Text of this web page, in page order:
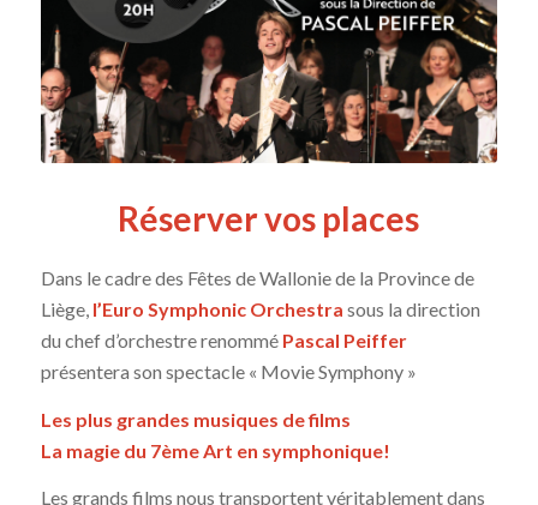
Réserver vos places
Dans le cadre des Fêtes de Wallonie de la Province de
Liège, l’Euro Symphonic Orchestra sous la direction
du chef d’orchestre renommé Pascal Peiffer
présentera son spectacle « Movie Symphony »
Les plus grandes musiques de films
La magie du 7ème Art en symphonique!
Les grands films nous transportent véritablement dans